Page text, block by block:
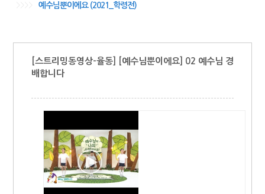
예수님뿐이에요 (2021_학령전)
[스트리밍동영상-율동] [예수님뿐이에요] 02 예수님 경
배합니다